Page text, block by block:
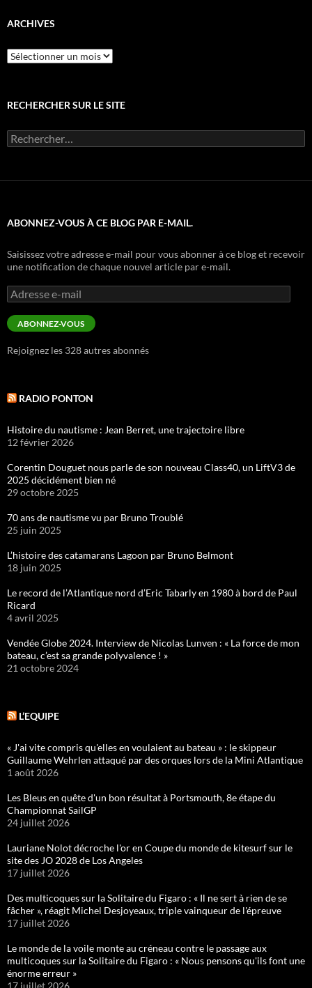
ARCHIVES
Archives
RECHERCHER SUR LE SITE
Rechercher :
ABONNEZ-VOUS À CE BLOG PAR E-MAIL.
Saisissez votre adresse e-mail pour vous abonner à ce blog et recevoir
une notification de chaque nouvel article par e-mail.
Adresse
e-
mail
ABONNEZ-VOUS
Rejoignez les 328 autres abonnés
RADIO PONTON
Histoire du nautisme : Jean Berret, une trajectoire libre
12 février 2026
Corentin Douguet nous parle de son nouveau Class40, un LiftV3 de
2025 décidément bien né
29 octobre 2025
70 ans de nautisme vu par Bruno Troublé
25 juin 2025
L’histoire des catamarans Lagoon par Bruno Belmont
18 juin 2025
Le record de l’Atlantique nord d’Eric Tabarly en 1980 à bord de Paul
Ricard
4 avril 2025
Vendée Globe 2024. Interview de Nicolas Lunven : « La force de mon
bateau, c’est sa grande polyvalence ! »
21 octobre 2024
L’EQUIPE
« J'ai vite compris qu'elles en voulaient au bateau » : le skippeur
Guillaume Wehrlen attaqué par des orques lors de la Mini Atlantique
1 août 2026
Les Bleus en quête d'un bon résultat à Portsmouth, 8e étape du
Championnat SailGP
24 juillet 2026
Lauriane Nolot décroche l'or en Coupe du monde de kitesurf sur le
site des JO 2028 de Los Angeles
17 juillet 2026
Des multicoques sur la Solitaire du Figaro : « Il ne sert à rien de se
fâcher », réagit Michel Desjoyeaux, triple vainqueur de l'épreuve
17 juillet 2026
Le monde de la voile monte au créneau contre le passage aux
multicoques sur la Solitaire du Figaro : « Nous pensons qu'ils font une
énorme erreur »
17 juillet 2026